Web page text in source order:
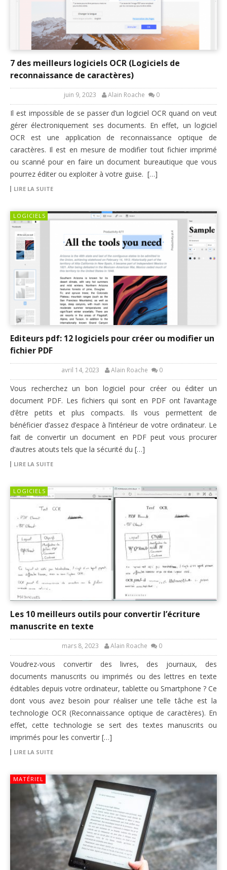
7 des meilleurs logiciels OCR (Logiciels de
reconnaissance de caractères)
juin 9, 2023 Alain Roache 0
Il est impossible de se passer d’un logiciel OCR quand on veut
gérer électroniquement ses documents. En effet, un logiciel
OCR est une application de reconnaissance optique de
caractères. Il est en mesure de modifier tout fichier imprimé
ou scanné pour en faire un document bureautique que vous
pourrez éditer ou exploiter à votre guise. […]
LIRE LA SUITE
LOGICIELS
Editeurs pdf: 12 logiciels pour créer ou modifier un
fichier PDF
avril 14, 2023 Alain Roache 0
Vous recherchez un bon logiciel pour créer ou éditer un
document PDF. Les fichiers qui sont en PDF ont l’avantage
d’être petits et plus compacts. Ils vous permettent de
bénéficier d’assez d’espace à l’intérieur de votre ordinateur. Le
fait de convertir un document en PDF peut vous procurer
d’autres atouts tels que la sécurité du […]
LIRE LA SUITE
LOGICIELS
Les 10 meilleurs outils pour convertir l’écriture
manuscrite en texte
mars 8, 2023 Alain Roache 0
Voudrez-vous convertir des livres, des journaux, des
documents manuscrits ou imprimés ou des lettres en texte
éditables depuis votre ordinateur, tablette ou Smartphone ? Ce
dont vous avez besoin pour réaliser une telle tâche est la
technologie OCR (Reconnaissance optique de caractères). En
effet, cette technologie se sert des textes manuscrits ou
imprimés pour les convertir […]
LIRE LA SUITE
MATÉRIEL